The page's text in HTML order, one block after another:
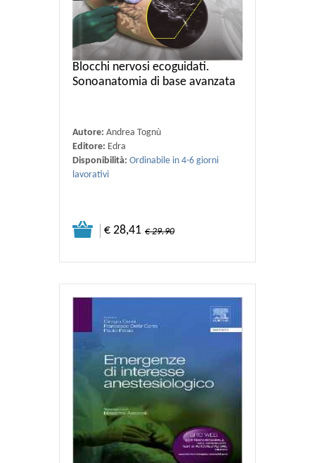
Blocchi nervosi ecoguidati.
Sonoanatomia di base avanzata
Autore: Andrea Tognù
Editore: Edra
Disponibilità: Ordinabile in 4-6 giorni
lavorativi
€ 28,41 € 29.90